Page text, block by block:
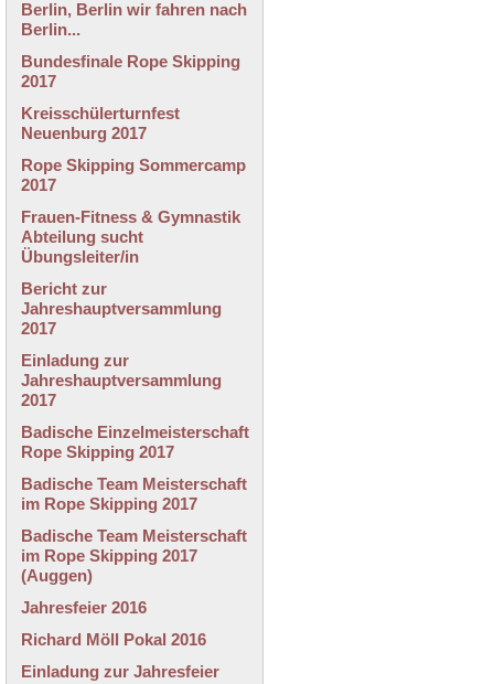
Berlin, Berlin wir fahren nach
Berlin...
Bundesfinale Rope Skipping
2017
Kreisschülerturnfest
Neuenburg 2017
Rope Skipping Sommercamp
2017
Frauen-Fitness & Gymnastik
Abteilung sucht
Übungsleiter/in
Bericht zur
Jahreshauptversammlung
2017
Einladung zur
Jahreshauptversammlung
2017
Badische Einzelmeisterschaft
Rope Skipping 2017
Badische Team Meisterschaft
im Rope Skipping 2017
Badische Team Meisterschaft
im Rope Skipping 2017
(Auggen)
Jahresfeier 2016
Richard Möll Pokal 2016
Einladung zur Jahresfeier